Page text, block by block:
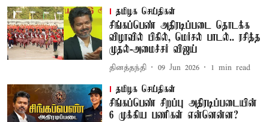
தமிழக செய்திகள்
சிங்கப்பெண் அதிரடிப்படை தொடக்க
விழாவில் பிகில், மெர்சல் பாடல்.. ரசித்த
முதல்-அமைச்சர் விஜய்
தினத்தந்தி 09 Jun 2026 1 min read
தமிழக செய்திகள்
சிங்கப்பெண் சிறப்பு அதிரடிப்படையின்
6 முக்கிய பணிகள் என்னென்ன?